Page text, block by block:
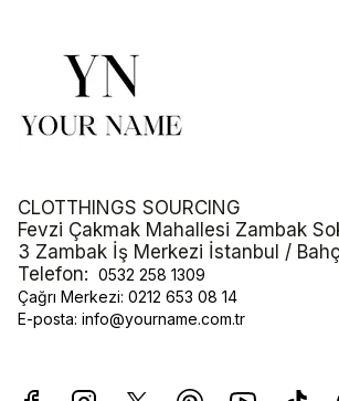
CLOTTHINGS SOURCING
Fevzi Çakmak Mahallesi Zambak
3 Zambak İş Merkezi İstanbul /
Telefon: 0532 258 1309
Çağrı Merkezi: 0212 653 08 14
E-posta: info@yourname.com.tr